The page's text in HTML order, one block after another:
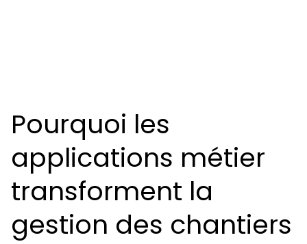
Pourquoi les
applications métier
transforment la
gestion des chantiers